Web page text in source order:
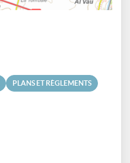
PLANS ET RÈGLEMENTS